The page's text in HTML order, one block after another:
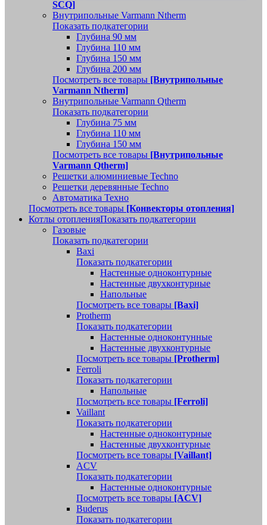
SCQ]
Внутрипольные Varmann Ntherm
Показать подкатегории
Глубина 90 мм
Глубина 110 мм
Глубина 150 мм
Глубина 200 мм
Посмотреть все товары [Внутрипольные
Varmann Ntherm]
Внутрипольные Varmann Qtherm
Показать подкатегории
Глубина 75 мм
Глубина 110 мм
Глубина 150 мм
Посмотреть все товары [Внутрипольные
Varmann Qtherm]
Решетки алюминиевые Techno
Решетки деревянные Techno
Автоматика Техно
Посмотреть все товары [Конвекторы отопления]
Котлы отопленияПоказать подкатегории
Газовые
Показать подкатегории
Baxi
Показать подкатегории
Настенные одноконтурные
Настенные двухконтурные
Напольные
Посмотреть все товары [Baxi]
Protherm
Показать подкатегории
Настенные одноконтунные
Настенные двухконтурные
Посмотреть все товары [Protherm]
Ferroli
Показать подкатегории
Напольные
Посмотреть все товары [Ferroli]
Vaillant
Показать подкатегории
Настенные одноконтурные
Настенные двухконтурные
Посмотреть все товары [Vaillant]
ACV
Показать подкатегории
Настенные одноконтурные
Посмотреть все товары [ACV]
Buderus
Показать подкатегории